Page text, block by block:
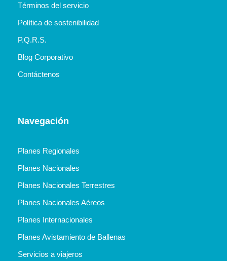
Términos del servicio
Política de sostenibilidad
P.Q.R.S.
Blog Corporativo
Contáctenos
Navegación
Planes Regionales
Planes Nacionales
Planes Nacionales Terrestres
Planes Nacionales Aéreos
Planes Internacionales
Planes Avistamiento de Ballenas
Servicios a viajeros